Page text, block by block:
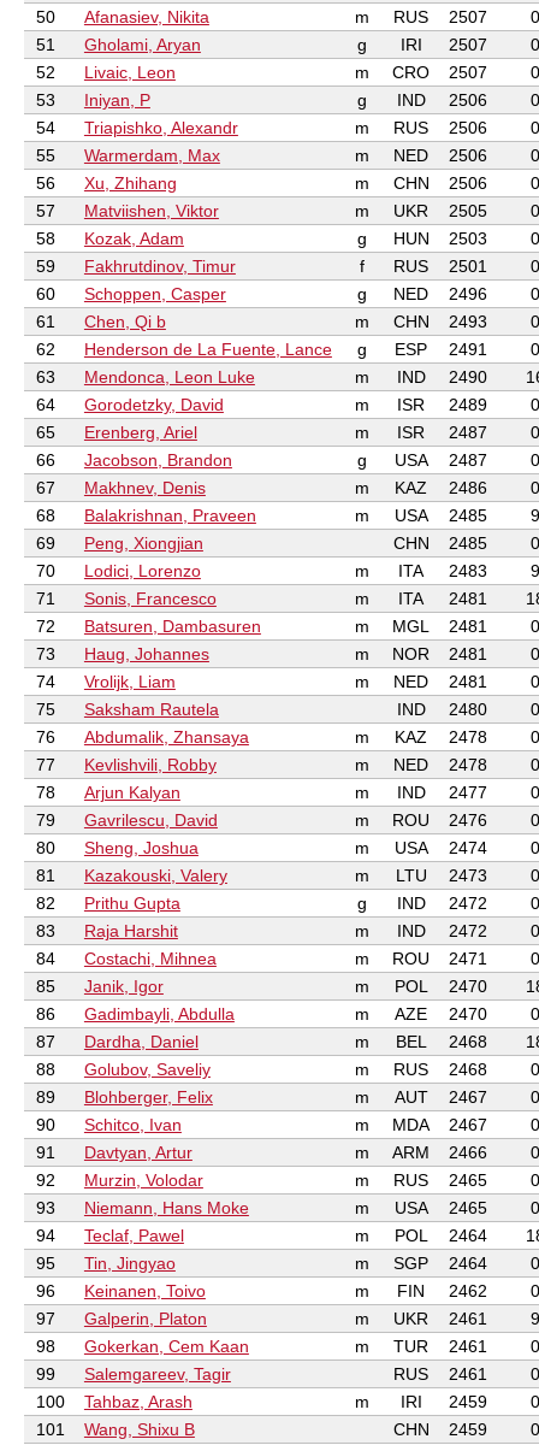
50
Afanasiev, Nikita m RUS 2507
0
51
Gholami, Aryan g IRI 2507
0
52
Livaic, Leon m CRO 2507
0
53
Iniyan, P g IND 2506
0
54
Triapishko, Alexandr m RUS 2506
0
55
Warmerdam, Max m NED 2506
0
56
Xu, Zhihang m CHN 2506
0
57
Matviishen, Viktor m UKR 2505
0
58
Kozak, Adam g HUN 2503
0
59
Fakhrutdinov, Timur f RUS 2501
0
60
Schoppen, Casper g NED 2496
0
61
Chen, Qi b m CHN 2493
0
62
Henderson de La Fuente, Lance g ESP 2491
0
63
Mendonca, Leon Luke m IND 2490
64
Gorodetzky, David m ISR 2489
0
65
Erenberg, Ariel m ISR 2487
0
66
Jacobson, Brandon g USA 2487
0
67
Makhnev, Denis m KAZ 2486
0
68
Balakrishnan, Praveen m USA 2485
9
69
Peng, Xiongjian CHN 2485
0
70
Lodici, Lorenzo m ITA 2483
9
71
Sonis, Francesco m ITA 2481
72
Batsuren, Dambasuren m MGL 2481
0
73
Haug, Johannes m NOR 2481
0
74
Vrolijk, Liam m NED 2481
0
75
Saksham Rautela IND 2480
0
76
Abdumalik, Zhansaya m KAZ 2478
0
77
Kevlishvili, Robby m NED 2478
0
78
Arjun Kalyan m IND 2477
0
79
Gavrilescu, David m ROU 2476
0
80
Sheng, Joshua m USA 2474
0
81
Kazakouski, Valery m LTU 2473
0
82
Prithu Gupta g IND 2472
0
83
Raja Harshit m IND 2472
0
84
Costachi, Mihnea m ROU 2471
0
85
Janik, Igor m POL 2470
86
Gadimbayli, Abdulla m AZE 2470
0
87
Dardha, Daniel m BEL 2468
88
Golubov, Saveliy m RUS 2468
0
89
Blohberger, Felix m AUT 2467
0
90
Schitco, Ivan m MDA 2467
0
91
Davtyan, Artur m ARM 2466
0
92
Murzin, Volodar m RUS 2465
0
93
Niemann, Hans Moke m USA 2465
0
94
Teclaf, Pawel m POL 2464
95
Tin, Jingyao m SGP 2464
0
96
Keinanen, Toivo m FIN 2462
0
97
Galperin, Platon m UKR 2461
9
98
Gokerkan, Cem Kaan m TUR 2461
0
99
Salemgareev, Tagir RUS 2461
0
100
Tahbaz, Arash m IRI 2459
0
101
Wang, Shixu B CHN 2459
0